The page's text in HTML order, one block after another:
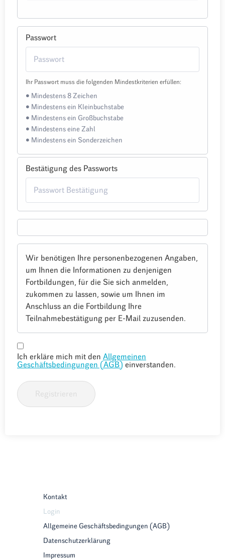
Passwort
Ihr Passwort muss die folgenden Mindestkriterien erfüllen:
• Mindestens 8 Zeichen
• Mindestens ein Kleinbuchstabe
• Mindestens ein Großbuchstabe
• Mindestens eine Zahl
• Mindestens ein Sonderzeichen
Bestätigung des Passworts
Wir benötigen Ihre personenbezogenen Angaben,
um Ihnen die Informationen zu denjenigen
Fortbildungen, für die Sie sich anmelden,
zukommen zu lassen, sowie um Ihnen im
Anschluss an die Fortbildung Ihre
Teilnahmebestätigung per E-Mail zuzusenden.
Ich erkläre mich mit den Allgemeinen
Geschäftsbedingungen (AGB) einverstanden.
Registrieren
Kontakt
Login
Allgemeine Geschäftsbedingungen (AGB)
Datenschutzerklärung
Impressum